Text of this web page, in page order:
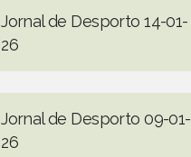
Jornal de Desporto 14-01-
26
Jornal de Desporto 09-01-
26